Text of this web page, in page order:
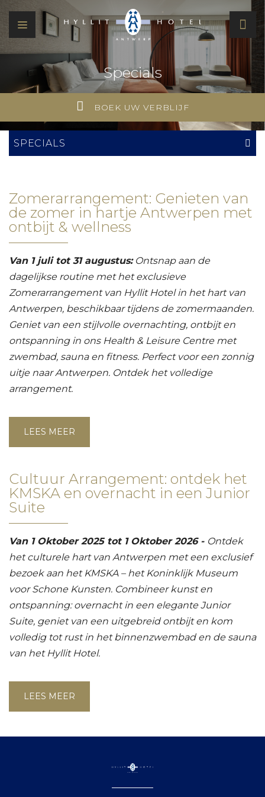
Specials
BOEK UW VERBLIJF
SPECIALS
Zomerarrangement: Genieten van
de zomer in hartje Antwerpen met
ontbijt & wellness
Van 1 juli tot 31 augustus:Ontsnap aan de
dagelijkse routine met het exclusieve
Zomerarrangement van Hyllit Hotel in het hart van
Antwerpen, beschikbaar tijdens de zomermaanden.
Geniet van een stijlvolle overnachting, ontbijt en
ontspanning in ons Health & Leisure Centre met
zwembad, sauna en fitness. Perfect voor een zonnig
uitje naar Antwerpen. Ontdek het volledige
arrangement.
LEES MEER
Cultuur Arrangement: ontdek het
KMSKA en overnacht in een Junior
Suite
Van 1 Oktober 2025 tot 1 Oktober 2026 - Ontdek
het culturele hart van Antwerpen met een exclusief
bezoek aan het KMSKA – het Koninklijk Museum
voor Schone Kunsten. Combineer kunst en
ontspanning: overnacht in een elegante Junior
Suite, geniet van een uitgebreid ontbijt en kom
volledig tot rust in het binnenzwembad en de sauna
van het Hyllit Hotel.
LEES MEER